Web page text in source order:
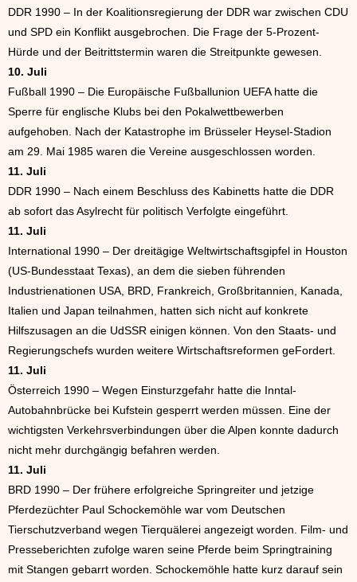
DDR 1990 – In der Koalitionsregierung der DDR war zwischen CDU
und SPD ein Konflikt ausgebrochen. Die Frage der 5-Prozent-
Hürde und der Beitrittstermin waren die Streitpunkte gewesen.
10. Juli
Fußball 1990 – Die Europäische Fußballunion UEFA hatte die
Sperre für englische Klubs bei den Pokalwettbewerben
aufgehoben. Nach der Katastrophe im Brüsseler Heysel-Stadion
am 29. Mai 1985 waren die Vereine ausgeschlossen worden.
11. Juli
DDR 1990 – Nach einem Beschluss des Kabinetts hatte die DDR
ab sofort das Asylrecht für politisch Verfolgte eingeführt.
11. Juli
International 1990 – Der dreitägige Weltwirtschaftsgipfel in Houston
(US-Bundesstaat Texas), an dem die sieben führenden
Industrienationen USA, BRD, Frankreich, Großbritannien, Kanada,
Italien und Japan teilnahmen, hatten sich nicht auf konkrete
Hilfszusagen an die UdSSR einigen können. Von den Staats- und
Regierungschefs wurden weitere Wirtschaftsreformen geFordert.
11. Juli
Österreich 1990 – Wegen Einsturzgefahr hatte die Inntal-
Autobahnbrücke bei Kufstein gesperrt werden müssen. Eine der
wichtigsten Verkehrsverbindungen über die Alpen konnte dadurch
nicht mehr durchgängig befahren werden.
11. Juli
BRD 1990 – Der frühere erfolgreiche Springreiter und jetzige
Pferdezüchter Paul Schockemöhle war vom Deutschen
Tierschutzverband wegen Tierquälerei angezeigt worden. Film- und
Presseberichten zufolge waren seine Pferde beim Springtraining
mit Stangen gebarrt worden. Schockemöhle hatte kurz darauf sein